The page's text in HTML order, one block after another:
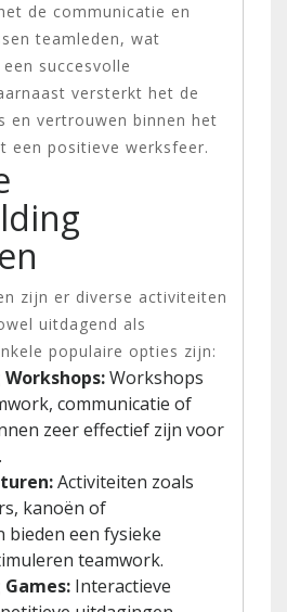
de communicatie en
teamleden, wat
succesvolle
versterkt het de
en vertrouwen binnen het
een positieve werksfeer.
zijn er diverse activiteiten
uitdagend als
populaire opties zijn:
Workshops
communicatie of
zeer effectief zijn voor
Activiteiten zoals
kanoën of
een fysieke
teamwork.
Interactieve